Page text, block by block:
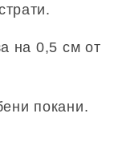
на 0,5 см от
покани.